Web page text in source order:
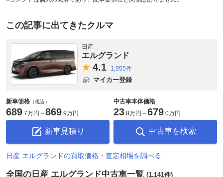
この記事に出てきたクルマ
日産
エルグランド
4.1 1,955件
マイカー登録
新車価格 （税込）
689.7万円 ～869.9万円
新車見積り
中古車本体価格
23.8万円 ～679.0万円
中古車を検索
日産 エルグランドの買取価格・査定相場を調べる
全国の日産 エルグランド中古車一覧 (1,141件)